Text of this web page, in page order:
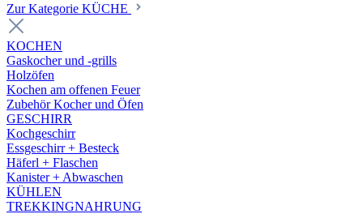
Zur Kategorie KÜCHE
KOCHEN
Gaskocher und -grills
Holzöfen
Kochen am offenen Feuer
Zubehör Kocher und Öfen
GESCHIRR
Kochgeschirr
Essgeschirr + Besteck
Häferl + Flaschen
Kanister + Abwaschen
KÜHLEN
TREKKINGNAHRUNG